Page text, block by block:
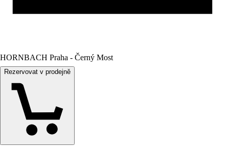
HORNBACH Praha - Černý Most
Rezervovat v prodejně